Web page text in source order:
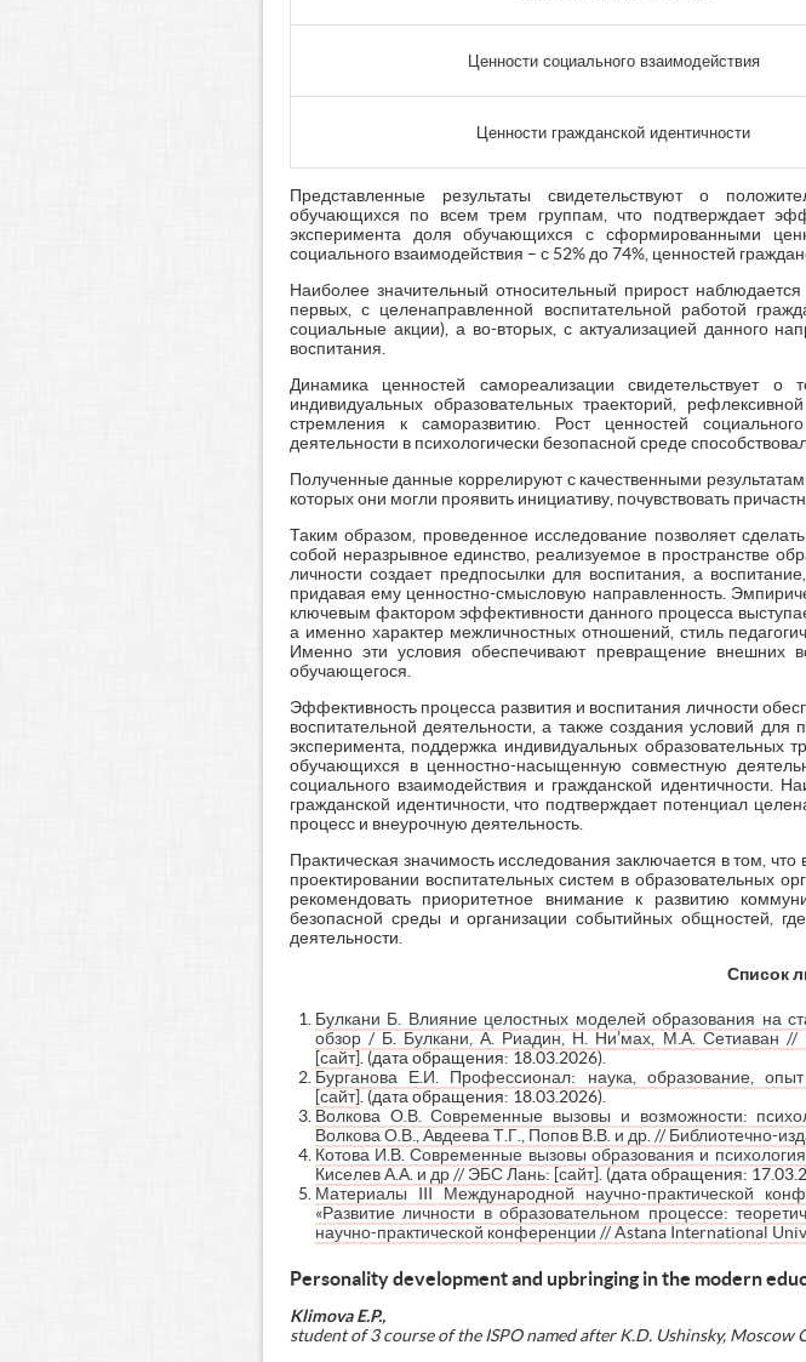
Ценности социального взаимодействия
Ценности гражданской идентичности
Представленные результаты свидетельствуют о
обучающихся по всем трем группам, что подтверждает
эксперимента доля обучающихся с сформированными
социального взаимодействия – с 52% до 74%, ценностей
Наиболее значительный относительный прирост
первых, с целенаправленной воспитательной работой
социальные акции), а во-вторых, с актуализацией данного
воспитания.
Динамика ценностей самореализации свидетельствует
индивидуальных образовательных траекторий,
стремления к саморазвитию. Рост ценностей
деятельности в психологически безопасной среде
Полученные данные коррелируют с качественными
которых они могли проявить инициативу, почувствовать
Таким образом, проведенное исследование позволяет
собой неразрывное единство, реализуемое в пространстве
личности создает предпосылки для воспитания, а
придавая ему ценностно-смысловую направленность.
ключевым фактором эффективности данного процесса
а именно характер межличностных отношений, стиль
Именно эти условия обеспечивают превращение внешних
обучающегося.
Эффективность процесса развития и воспитания личности
воспитательной деятельности, а также создания условий
эксперимента, поддержка индивидуальных образовательных
обучающихся в ценностно-насыщенную совместную
социального взаимодействия и гражданской идентичности.
гражданской идентичности, что подтверждает потенциал
процесс и внеурочную деятельность.
Практическая значимость исследования заключается в том,
проектировании воспитательных систем в образовательных
рекомендовать приоритетное внимание к развитию
безопасной среды и организации событийных общностей,
деятельности.
Список
Булкани Б. Влияние целостных моделей образования на
обзор / Б. Булкани, А. Риадин, Н. Ни’мах, М.А. Сетиаван //
[сайт]. (дата обращения: 18.03.2026).
Бурганова Е.И. Профессионал: наука, образование,
[сайт]. (дата обращения: 18.03.2026).
Волкова О.В. Современные вызовы и возможности:
Волкова О.В., Авдеева Т.Г., Попов В.В. и др. // Библиотечно-
Котова И.В. Современные вызовы образования и
Киселев А.А. и др // ЭБС Лань: [сайт]. (дата обращения:
Материалы III Международной научно-практической
«Развитие личности в образовательном процессе:
научно-практической конференции // Astana International
Personality development and upbringing in the modern
Klimova E.P.,
student of 3 courseof the ISPO named after K.D. Ushinsky, Moscow